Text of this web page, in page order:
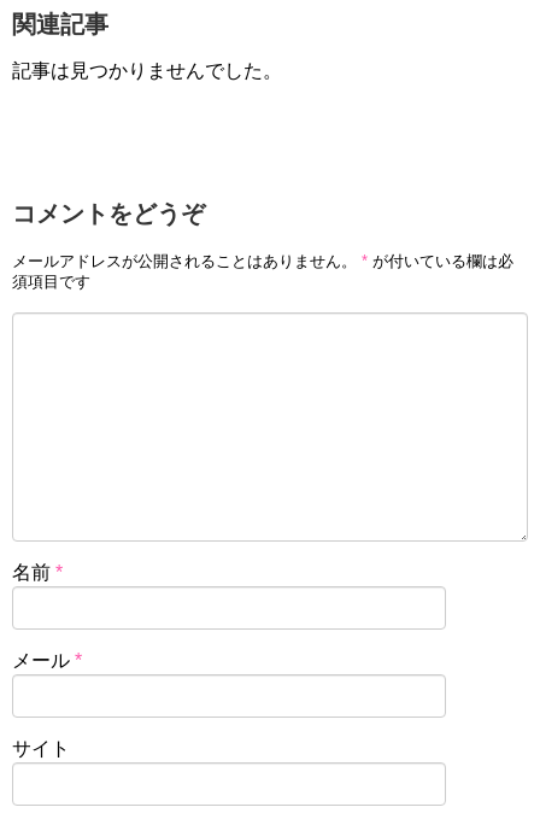
関連記事
記事は見つかりませんでした。
コメントをどうぞ
メールアドレスが公開されることはありません。 * が付いている欄は必
須項目です
名前 *
メール *
サイト